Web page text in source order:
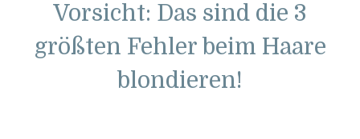
Vorsicht: Das sind die 3
größten Fehler beim Haare
blondieren!